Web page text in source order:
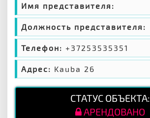
Имя представителя:
Должность представителя:
Телефон: +37253535351
Адрес: Kauba 26
СТАТУС ОБЪЕКТА:
АРЕНДОВАНО